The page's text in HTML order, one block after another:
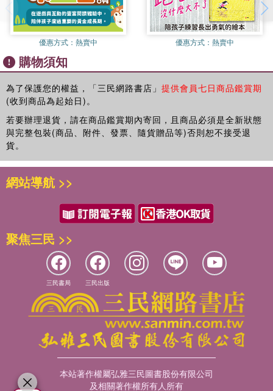
環繞我們的大自然中，空氣裡有風在吹，河中中有水在流，大
海裡有捲起的波浪，
這些自然現象背後都有巨大的「力」在起作用。
雖然力無法「被看見」，但可以「被測量」，
善用過去人們絞盡腦汁發現及開發的定律與技術，
可以幫助我們打造更便利的生活，妥善運用地球的有限能源。
本書逐一列舉出眼睛不見的「力」，「力」圍繞在我們身邊的
各種情境，並探討和思考其中發生作用的原理：生活中施加的
人類工作的機器產出的巨大力量、各種交通工具的力量與比
較、隱藏在我們周圍的「力的定律」，以及與力密切相關的
★激發孩子主動探索求知，一同感受及體驗
「磁場」看得見嗎？在公園沙坑裡收集「砂鐵」就能親眼確認
螺旋槳會產生「升力」，直升機就是大型竹蜻蜓。
地球就是一顆「巨大的磁鐵」？
如何自製小型的「人工發電機」？
書中也收錄許多操作簡易的有趣實驗，讓孩子一邊遊戲一邊動
手做，
期間，於大井操的研究室進行準分子雷射的吸收線相關研究。
1988年三月，於該大學初等教育教員養成課程理科選修畢業，
同年四月開始，在東京的私立聖德學園國小以理科和數學為中
心教授課程。
松浦博和
1965年出生於神奈川縣，1985年進入東京學藝大學就讀，在
學期間專攻理科教育學。以物理學為中心，把各單元出現的概
念分類，利用概念地圖展現各個概念之間的關聯，並針對教科
書、課堂教學方式或教學順序，以及孩子們的理解程度進行相
關研究。1989年於該大學初等教育教員養成課程理科選修畢
業，同年四月開始，在東京的私立聖徳學園國小，以理科、數
繪者／黑須高嶺
1980年出生於埼玉縣，插畫師、插圖畫家。童書的作品包括
《東京的歷史故事》、《橫濱的歷史》、《惡魔小丑》、《只
有兩小時的魔女》、《去看看吧！社會科參觀》等書。除此之
外，也在雜誌和企業網站負責插畫的工作。
譯者簡介
陳冠貴
日文筆譯自由譯者，臺大日文系暨中文系雙學士。累計譯作超
‧探究物體運動的伽利略
力的平衡
槓桿原理
‧旋轉的「槓桿」
動量
衝力
‧各種彈簧
浮力與水的反作用力
風力、水力
‧高氣壓、低氣壓
‧驅動船的風力
螺旋槳產生的升力
優惠方式： 熱賣中 優惠方式： 熱賣中
購物須知
為了保護您的權益，「三民網路書店」 提供會員七日商品鑑賞期
(收到商品為起始日)。
若要辦理退貨，請在商品鑑賞期內寄回，且商品必須是全新狀態
與完整包裝(商品、附件、發票、隨貨贈品等)否則恕不接受退
貨。
網站導航 >>
聚焦三民 >>
三民書局 三民出版
本站著作權屬弘雅三民圖書股份有限公司
及相關著作權所有人所有